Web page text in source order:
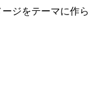
ジをテーマに作ら